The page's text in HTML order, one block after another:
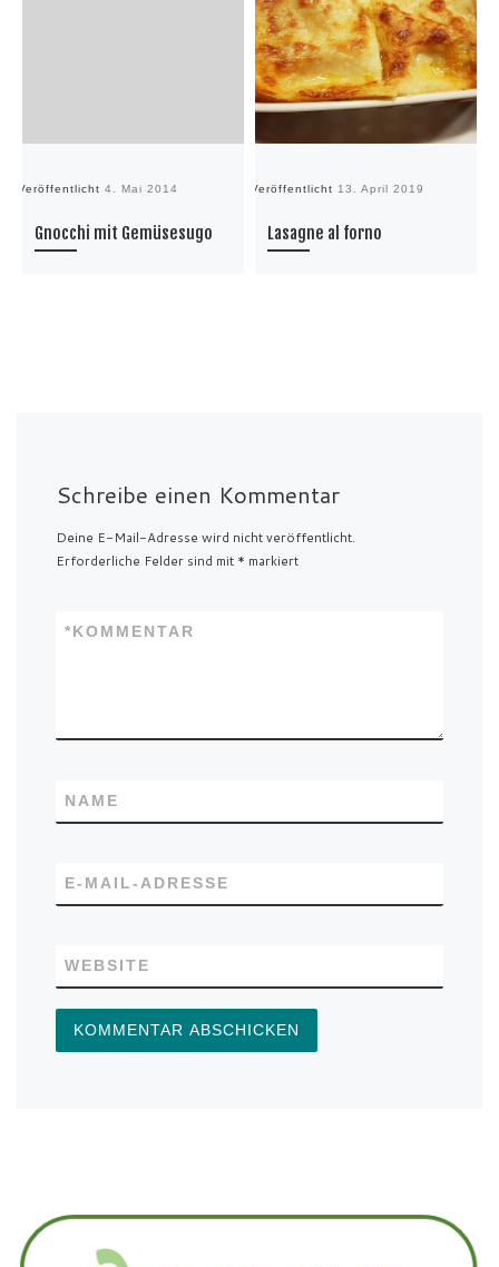
Veröffentlicht 4. Mai 2014
Gnocchi mit Gemüsesugo
Veröffentlicht 13. April 2019
Lasagne al forno
Schreibe einen Kommentar
Deine E-Mail-Adresse wird nicht veröffentlicht.
Erforderliche Felder sind mit * markiert
KOMMENTAR
*
NAME
E-MAIL-ADRESSE
WEBSITE